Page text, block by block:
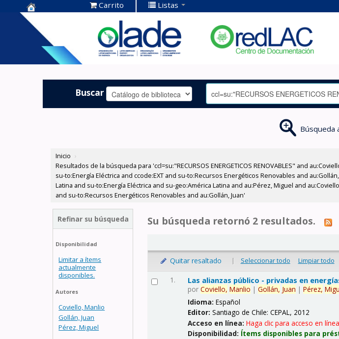
Centro de
Documentación
OLADE -
Carrito Listas
Buscar
Búsqueda
Inicio ›
Resultados de la búsqueda para 'ccl=su:"RECURSOS ENERGETICOS RENOVABLES" and
su-to:Energía Eléctrica and ccode:EXT and su-to:Recursos Energéticos Renovables and
Latina and su-to:Energía Eléctrica and su-geo:América Latina and au:Pérez, Miguel and
and su-to:Recursos Energéticos Renovables and au:Gollán, Juan'
Refinar su búsqueda
Disponibilidad
Limitar a ítems
actualmente
disponibles.
Autores
Coviello, Manlio
Gollán, Juan
Pérez, Miguel
Su búsqueda retornó 2 resultados.
Quitar resaltado | Seleccionar todo Limpiar todo
1. Las alianzas público - privadas en
porCoviello, Manlio |Gollán, Juan |Pérez,
Idioma:Español
Editor:Santiago de Chile: CEPAL, 2012
Acceso en línea:Haga clic para acceso en línea
Disponibilidad: Ítems disponibles para